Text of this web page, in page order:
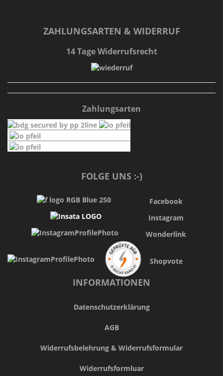
ZAHLUNGSARTEN & WIDERRUF
14 Tage Widerrufsrecht
Zahlungsarten
FOLGE UNS :-)
Facebook
Instagram
Wonderlink
Shopvote
INFORMATIONEN
Datenschutzerklärung
AGB
Widerrufsbelehrung & Widerrufsformular
Widerrufsformluar